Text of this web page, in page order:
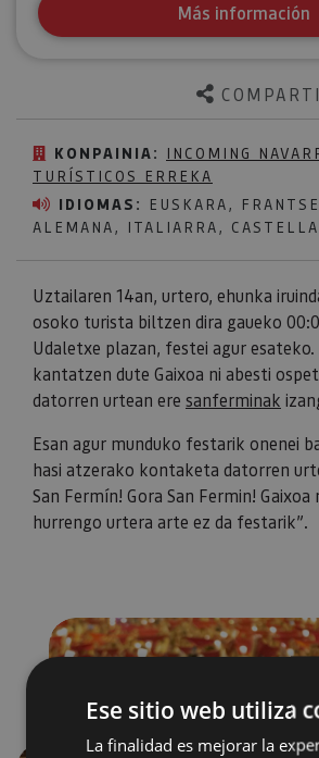
KONPAINIA:
INCOMING
TURÍSTICOS ERREKA
IDIOMAS:
EUSKARA,
ALEMANA, ITALIARRA,
Uztailaren 14an, urtero, ehunka
osoko turista biltzen dira gaueko
Udaletxe plazan, festei agur esateko.
kantatzen dute Gaixoa ni abesti
datorren urtean ere sanferminak
Esan agur munduko festarik onenei
hasi atzerako kontaketa datorren
San Fermín! Gora San Fermin! Gaixoa
hurrengo urtera arte ez da festarik”.
Más información
Ese sitio web utiliza
La finalidad es mejorar la